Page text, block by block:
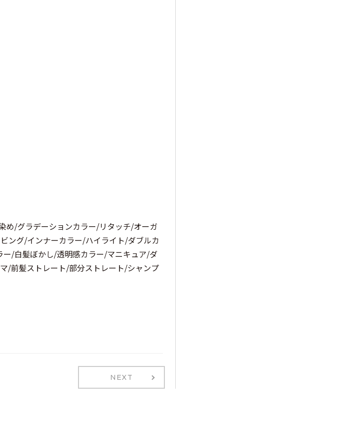
め/グラデーションカラー/リタッチ/オーガ
ング/インナーカラー/ハイライト/ダブルカ
/白髪ぼかし/透明感カラー/マニキュア/ダ
/前髪ストレート/部分ストレート/シャンプ
NEXT